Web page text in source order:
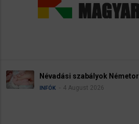
Névadási szabályok
INFÓK 4 August 2026